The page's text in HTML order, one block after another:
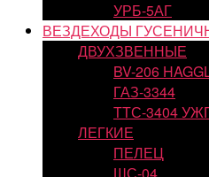
УРБ-5АГ
ВЕЗДЕХОДЫ
ДВУХЗВЕННЫЕ
BV-206
ГАЗ-3344
ТТС-3404
ЛЕГКИЕ
ПЕЛЕЦ